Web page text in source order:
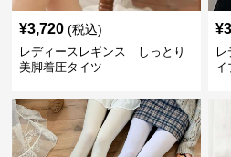
¥3,720 (税込)
レディースレギンス しっとり
美脚着圧タイツ
¥
イ